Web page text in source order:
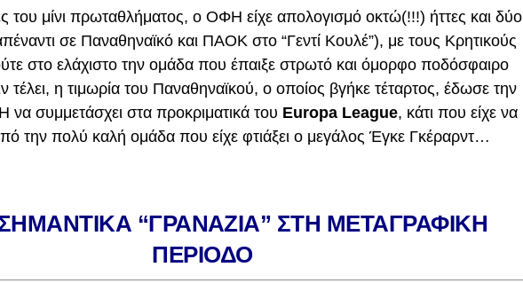
του μίνι πρωταθλήματος, ο ΟΦΗ είχε απολογισμό οκτώ(!!!) ήττες και δύο
σε Παναθηναϊκό και ΠΑΟΚ στο “Γεντί Κουλέ”), με τους Κρητικούς
στο ελάχιστο την ομάδα που έπαιξε στρωτό και όμορφο ποδόσφαιρο
η τιμωρία του Παναθηναϊκού, ο οποίος βγήκε τέταρτος, έδωσε την
να συμμετάσχει στα προκριματικά του Europa League, κάτι που είχε να
την πολύ καλή ομάδα που είχε φτιάξει ο μεγάλος Έγκε Γκέραρντ…
“ΓΡΑΝΑΖΙΑ” ΣΤΗ ΜΕΤΑΓΡΑΦΙΚΗ
ΠΕΡΙΟΔΟ